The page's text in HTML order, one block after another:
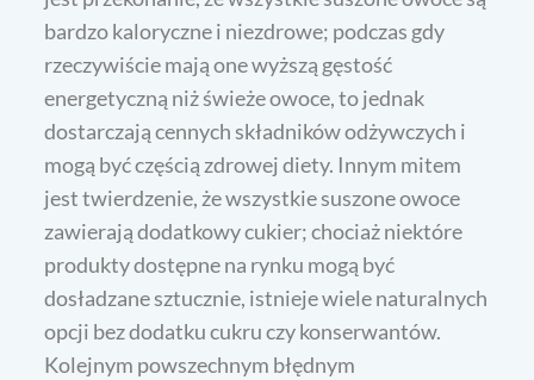
bardzo kaloryczne i niezdrowe; podczas gdy
rzeczywiście mają one wyższą gęstość
energetyczną niż świeże owoce, to jednak
dostarczają cennych składników odżywczych i
mogą być częścią zdrowej diety. Innym mitem
jest twierdzenie, że wszystkie suszone owoce
zawierają dodatkowy cukier; chociaż niektóre
produkty dostępne na rynku mogą być
dosładzane sztucznie, istnieje wiele naturalnych
opcji bez dodatku cukru czy konserwantów.
Kolejnym powszechnym błędnym